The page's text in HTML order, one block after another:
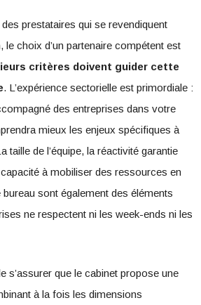
prestataires qui se revendiquent
le choix d’un partenaire compétent est
critères doivent guider cette
. L’expérience sectorielle est primordiale :
des entreprises dans votre
mieux les enjeux spécifiques à
taille de l’équipe, la réactivité garantie
à mobiliser des ressources en
sont également des éléments
ne respectent ni les week-ends ni les
s’assurer que le cabinet propose une
à la fois les dimensions